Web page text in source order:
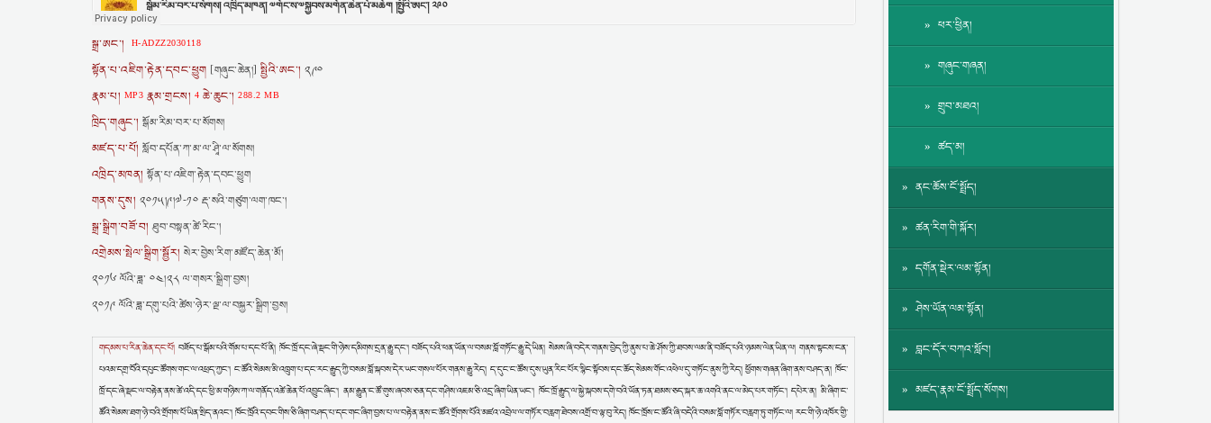
སྒྲ་ཨང་། H-ADZZ2030118
སྟོན་པ་འཇིག་རྟེན་དབང་ཕྱུག [གཞུང་ཆེན།] སྤྱིའི་ཨང་། ༢༩༠
རྣམ་པ། MP3 རྣམ་གྲངས། 4 ཆེ་ཆུང་།288.2 MB
ཁྲིད་གཞུང་།སྒོམ་རིམ་བར་པ་སོགས།
མཛད་པ་པོ།སློབ་དཔོན་ཀ་མ་ལ་ཤཱི་ལ་སོགས།
འཁྲིད་མཁན།སྟོན་པ་འཇིག་རྟེན་དབང་ཕྱུག
གནས་དུས། ༢༠༡༥།༩།༧-༡༠ རྡ་སའི་གཙུག་ལག་ཁང་།
སྒྲ་སྒྲིག་བཟོ་བ།ཐུབ་བསྟན་ཚེ་རིང་།
འགྲེམས་སྤེལ་སྒྲིག་སྦྱོར།སེར་བྱེས་རིག་མཛོད་ཆེན་མོ།
༢༠༡༦ ལོའི་ཟླ་ ༠༤།༢༨ ལ་གསར་སྒྲིག་བྱས།
༢༠༡༩ ལོའི་ཟླ་དགུ་པའི་ཚེས་ཉེར་ལྔ་ལ་བསྐྱར་སྒྲིག་བྱས།
གདམས་པ་རིན་ཆེན་དང་པོ། བཟོད་པ་སྒོམ་པའི་གོམ་པ་དང་པོ་ནི། ཁོང་ཁྲོ་དང་ཞེ་སྡང་གི་ཉེས་དམིགས་དྲན་རྒྱུ་དང་། བཟོད་པའི་ཕན་ཡོན་ལ་བསམ་བློ་གཏོང་རྒྱུ་དེ་ཡིན། སེམས་ཞི་བདེར་གནས་བྱེད་ཀྱི་ནུས་པ་ཆེ་ཤོས་ཀྱི་ཐབས་ལམ་ནི་བཟོད་པའི་ཉམས་ལེན་ཡིན་ལ། གནས་སྟངས་ངན་
པའམ་དགྲ་བོའི་དཔུང་ཚོགས་གང་ལ་འཕྲད་ཀྱང་། ང་ཚོའི་སེམས་མི་འཁྲུག་པ་དང་རང་རྒྱུད་ཀྱི་བསམ་བློ་སྐབས་དེར་ཡང་གསལ་པོར་གནས་རྒྱུ་རེད། ད་དུང་ང་ཚོས་དུས་ཡུན་རིང་པོར་སྙིང་སྟོབས་དང་ཆོད་སེམས་གོང་འཕེལ་དུ་གཏོང་ནུས་ཀྱི་རེད། ཕྱོགས་གཞན་ཞིག་ནས་བཤད་ན། ཁོང་
ཁྲོ་དང་ཞེ་སྡང་ལ་བརྟེན་ནས་ཚེ་འདི་དང་ཕྱི་མ་གཉིས་ཀ་ལ་གནོད་འཚེ་ཆེན་པོ་འབྱུང་ཞིང་། ནམ་རྒྱུན་ང་ཚོ་གུས་ཞབས་ཅན་དང་གཤིས་འཇམ་ཅི་འདྲ་ཞིག་ཡིན་ཡང་། ཁོང་ཁྲོ་རྒྱུད་ལ་སྐྱེ་སྐབས་དགེ་བའི་ཡོན་ཏན་ཐམས་ཅད་སྐར་ཆ་འགའི་ནང་ལ་མེད་པར་གཏོང་། དཔེར་ན། མི་ཞིག་ང་
ཚོའི་སེམས་ཐག་ཉེ་བའི་གྲོགས་པོ་ཡིན་སྲིད་ནའང་། ཁོང་ཁྲོའི་དབང་གིས་ཅི་ཞིག་བཤད་པ་དང་གང་ཞིག་བྱས་པ་ལ་བརྟེན་ནས་ང་ཚོའི་གྲོགས་པོའི་མཛའ་འབྲེལ་ལ་གཏོར་བརླག་ཐེབས་འགྲོ་བ་ལྟ་བུ་རེད། ཁོང་ཁྲོས་ང་ཚོའི་ཞི་བདེའི་བསམ་བློ་གཏོར་བརླག་ཏུ་གཏོང་ལ། རང་གི་ཉེ་འཁོར་གྱི་
ཕར་ཕྱིན།
གཞུང་གཞན།
གྲུབ་མཐའ།
ཚད་མ།
ནང་ཆོས་ངོ་སྤྲོད།
ཚན་རིག་གི་སྐོར།
དགོན་སྡེར་ལམ་སྟོན།
ཤེས་ཡོན་ལམ་སྟོན།
བླང་དོར་བཀའ་སློབ།
མཛད་རྣམ་ངོ་སྤྲོད་སོགས།